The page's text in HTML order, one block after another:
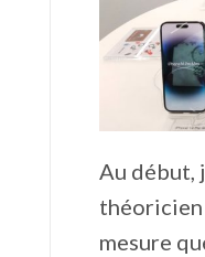
Au début,
théoricien
mesure